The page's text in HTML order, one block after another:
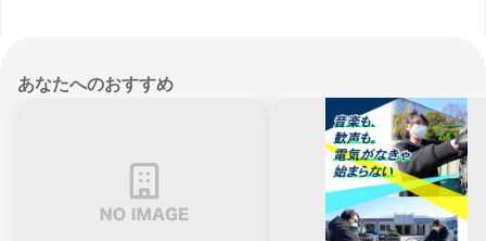
あなたへのおすすめ